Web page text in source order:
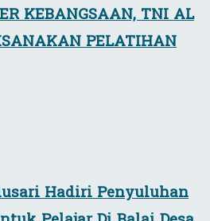
KEBANGSAAN, TNI AL
PELATIHAN
Hadiri Penyuluhan